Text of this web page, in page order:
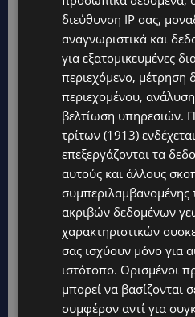
ΕΛΕΝΑ ΠΑΠΑΔΟΠΟΥΛΟΥ:
Αντιπροεδρία του ΘΟΚ –
ευθύνη»
διεύθυνση IP σας,
αναγνωριστικά και
για εξατομικευμένες
περιεχόμενο, μέτρηση
περιεχομένου,
βελτίωση υπηρεσιών.
τρίτων (1913)
επεξεργάζονται τα
αυτούς και άλλους
συμπεριλαμβανομένης
ακριβών δεδομένων
χαρακτηριστικών
σας ισχύουν μόνο για
ιστότοπο. Ορισμένοι
μπορεί να βασίζονται
συμφέρον αντί για